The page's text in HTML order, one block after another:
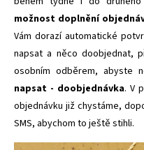
možnost doplnění
Vám dorazí automatické
napsat a něco doobjednat,
osobním odběrem, abyste
napsat - doobjednávka. V
objednávku již chystáme,
SMS, abychom to ještě stihli.